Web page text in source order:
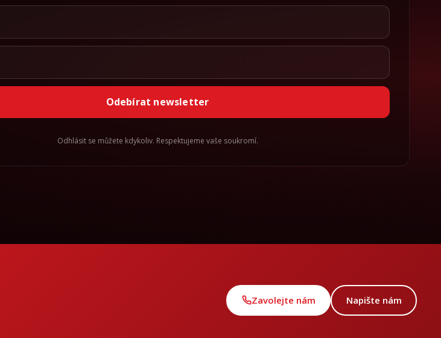
Odebírat newsletter
Odhlásit se můžete kdykoliv. Respektujeme vaše soukromí.
Zavolejte nám Napište nám